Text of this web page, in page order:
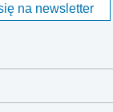
na newsletter